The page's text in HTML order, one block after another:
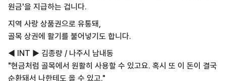
원금'을 지급하는 겁니다.
지역 사랑 상품권으로 유통돼,
골목 상권에 활기를 불어넣기도 합니다.
◀ INT ▶ 김종량 / 나주시 남내동
"현금처럼 골목에서 원활히 사용할 수 있고요. 혹시 또 이 돈이 결국
순환돼서 나한테도 올 수 있고."